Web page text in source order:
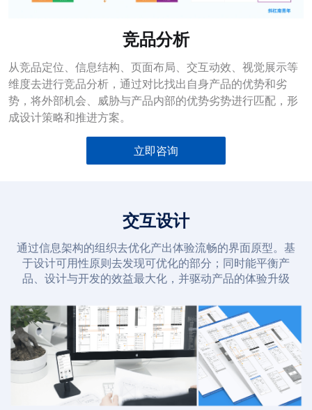
竞品分析
从竞品定位、信息结构、页面布局、交互动效、视觉展示等
维度去进行竞品分析，通过对比找出自身产品的优势和劣
势，将外部机会、威胁与产品内部的优势劣势进行匹配，形
成设计策略和推进方案。
立即咨询
交互设计
通过信息架构的组织去优化产出体验流畅的界面原型。基
于设计可用性原则去发现可优化的部分；同时能平衡产
品、设计与开发的效益最大化，并驱动产品的体验升级